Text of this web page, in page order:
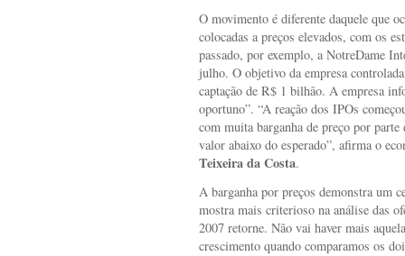
O movimento é diferente daquele que
colocadas a preços elevados, com os
passado, por exemplo, a NotreDame
julho. O objetivo da empresa
captação de R$ 1 bilhão. A empresa
oportuno”. “A reação dos IPOs
com muita barganha de preço por
valor abaixo do esperado”, afirma o
Teixeira da Costa.
A barganha por preços demonstra um
mostra mais criterioso na análise das
2007 retorne. Não vai haver mais
crescimento quando comparamos os